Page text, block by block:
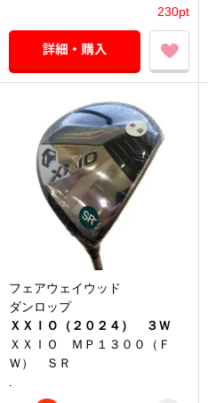
230pt
フェアウェイウッド
ダンロップ
ＸＸＩＯ（２０２４） ３Ｗ
ＸＸＩＯ ＭＰ１３００（Ｆ
Ｗ） ＳＲ
.